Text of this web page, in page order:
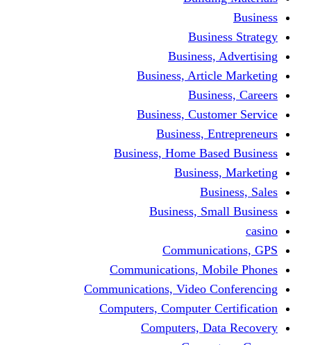
Business,
Business,
Business,
Business,
Business, Home
Business,
Communications,
Communications, Video
Computers, Computer
Computers,